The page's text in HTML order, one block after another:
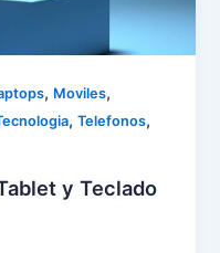
, Moviles,
,Telefonos,
y Teclado